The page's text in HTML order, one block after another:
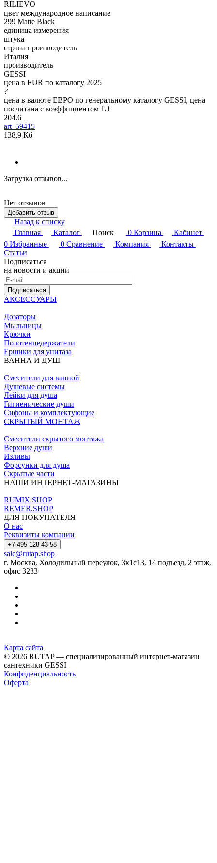
RILIEVO
цвет международное написание
299 Matte Black
единица измерения
штука
страна производитель
Италия
производитель
GESSI
цена в EUR по каталогу 2025
?
цена в валюте ЕВРО по генеральному каталогу GESSI, цена
посчитана с коэффициентом 1,1
204.6
art_59415
138,9 Кб
Загрузка отзывов...
Нет отзывов
Добавить отзыв
Назад к списку
Главная
Каталог Поиск 0 Корзина
Кабинет
0 Избранные 0 Сравнение Компания
Контакты
Статьи
Подписаться
на новости и акции
Подписаться
АКСЕССУАРЫ
Дозаторы
Мыльницы
Крючки
Полотенцедержатели
Ершики для унитаза
ВАННА И ДУШ
Смесители для ванной
Душевые системы
Лейки для душа
Гигиенические души
Сифоны и комплектующие
СКРЫТЫЙ МОНТАЖ
Смесители скрытого монтажа
Верхние души
Изливы
Форсунки для душа
Скрытые части
НАШИ ИНТЕРНЕТ-МАГАЗИНЫ
RUMIX.SHOP
REMER.SHOP
ДЛЯ ПОКУПАТЕЛЯ
О нас
Реквизиты компании
+7 495 128 43 58
sale@rutap.shop
г. Москва, Холодильный переулок, 3к1с13, 14 подъезд, 2 этаж,
офис 3233
Карта сайта
© 2026 RUTAP — специализированный интернет-магазин
сантехники GESSI
Конфиденциальность
Оферта